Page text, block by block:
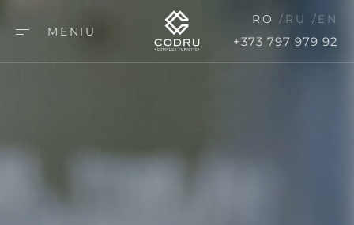
MENIU
+373 797 979 92
RO RU EN